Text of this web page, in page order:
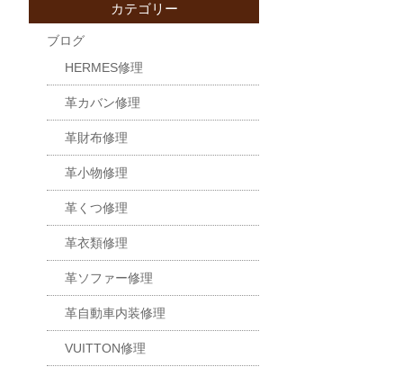
カテゴリー
ブログ
HERMES修理
革カバン修理
革財布修理
革小物修理
革くつ修理
革衣類修理
革ソファー修理
革自動車内装修理
VUITTON修理